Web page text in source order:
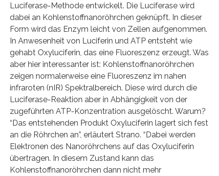
Luciferase-Methode entwickelt. Die Luciferase wird
dabei an Kohlenstoffnanoröhrchen geknüpft. In dieser
Form wird das Enzym leicht von Zellen aufgenommen.
In Anwesenheit von Luciferin und ATP entsteht wie
gehabt Oxyluciferin, das eine Fluoreszenz erzeugt. Was
aber hier interessanter ist: Kohlenstoffnanoröhrchen
zeigen normalerweise eine Fluoreszenz im nahen
infraroten (nIR) Spektralbereich. Diese wird durch die
Luciferase-Reaktion aber in Abhängigkeit von der
zugeführten ATP-Konzentration ausgelöscht. Warum?
“Das entstehenden Produkt Oxyluciferin lagert sich fest
an die Röhrchen an”, erläutert Strano. “Dabei werden
Elektronen des Nanoröhrchens auf das Oxyluciferin
übertragen. In diesem Zustand kann das
Kohlenstoffnanoröhrchen dann nicht mehr